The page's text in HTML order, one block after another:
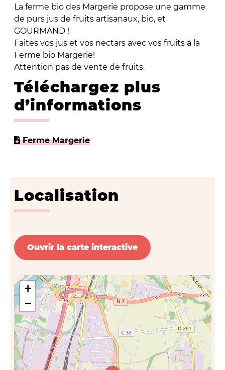
La ferme bio des Margerie propose une gamme
de purs jus de fruits artisanaux, bio, et
GOURMAND !
Faites vos jus et vos nectars avec vos fruits à la
Ferme bio Margerie!
Attention pas de vente de fruits.
Téléchargez plus
d’informations
Ferme Margerie
Localisation
Ouvrir la carte interactive
+
−